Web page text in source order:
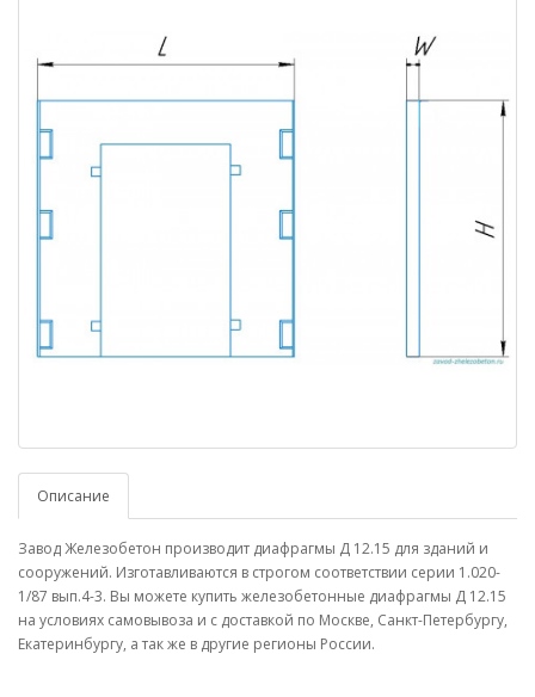
Описание
Завод Железобетон производит диафрагмы Д 12.15 для зданий и
сооружений. Изготавливаются в строгом соответствии серии 1.020-
1/87 вып.4-3. Вы можете купить железобетонные диафрагмы Д 12.15
на условиях самовывоза и с доставкой по Москве, Санкт-Петербургу,
Екатеринбургу, а так же в другие регионы России.